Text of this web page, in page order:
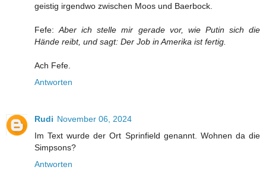
geistig irgendwo zwischen Moos und Baerbock.
Fefe:Aber ich stelle mir gerade vor, wie Putin sich die
Hände reibt, und sagt: Der Job in Amerika ist fertig.
Ach Fefe.
Antworten
Rudi November 06, 2024
Im Text wurde der Ort Sprinfield genannt. Wohnen da die
Simpsons?
Antworten